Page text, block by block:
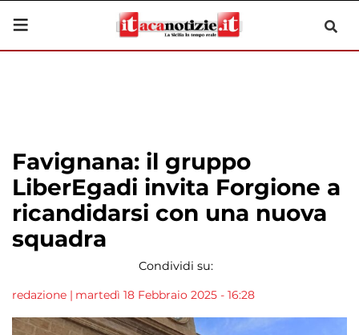
Favignana: il gruppo
LiberEgadi invita Forgione a
ricandidarsi con una nuova
squadra
Condividi su:
redazione | martedì 18 Febbraio 2025 - 16:28